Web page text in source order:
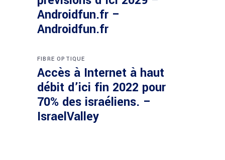
Androidfun.fr –
Androidfun.fr
FIBRE OPTIQUE
Accès à Internet à haut
débit d’ici fin 2022 pour
70% des israéliens. –
IsraelValley